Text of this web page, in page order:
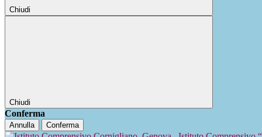
Chiudi
Chiudi
Conferma
Annulla Conferma